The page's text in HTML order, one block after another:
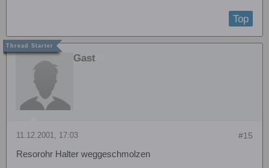
Top
Gast
#15
11.12.2001, 17:03
Resorohr Halter weggeschmolzen